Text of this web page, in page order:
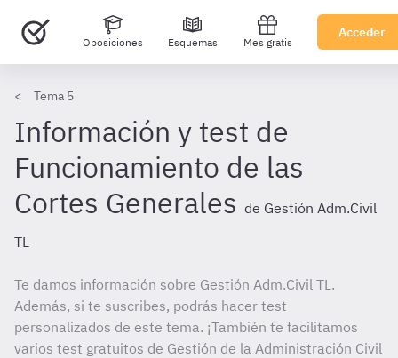
Oposiciones Esquemas Mes gratis
Acceder
Tema 5
Información y test de
Funcionamiento de las
Cortes Generales de Gestión Adm.Civil
TL
Te damos información sobre Gestión Adm.Civil TL.
Además, si te suscribes, podrás hacer test
personalizados de este tema. ¡También te facilitamos
varios test gratuitos de Gestión de la Administración Civil